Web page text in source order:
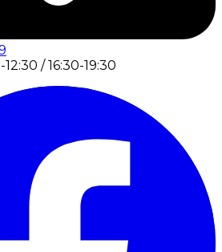
12:30 / 16:30-19:30